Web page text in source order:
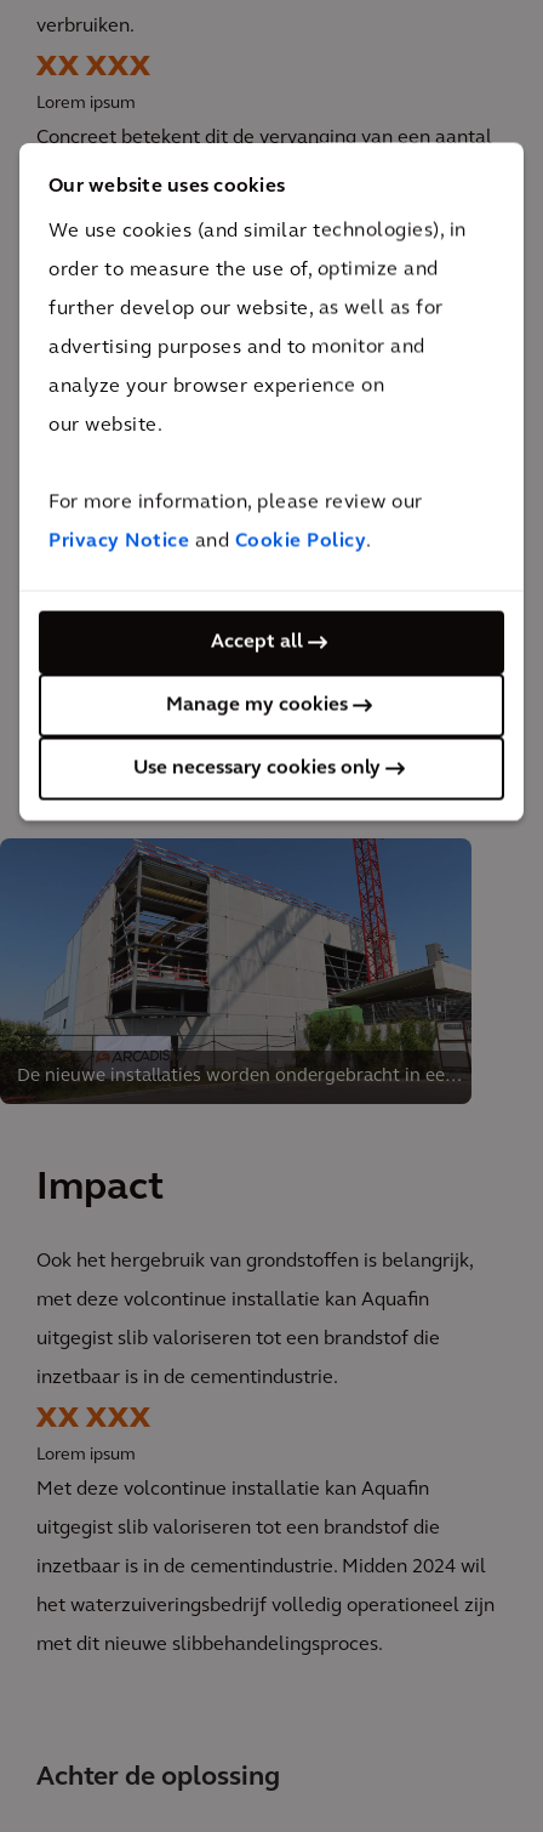
Our website uses cookies
We use cookies (and similar technologies), in
order to measure the use of, optimize and
further develop our website, as well as for
advertising purposes and to monitor and
analyze your browser experience on
our website.
For more information, please review our
Privacy Notice and Cookie Policy.
Accept all
Manage my cookies
Use necessary cookies only
verbruiken.
XX XXX
Lorem ipsum
Concreet betekent dit de vervanging van een aantal
onderdelen, zoals de huidige slibdroger voor een
De nieuwe installaties worden ondergebracht in een
nieuwbouw van 20 op 30 meter.
Impact
Ook het hergebruik van grondstoffen is belangrijk,
met deze volcontinue installatie kan Aquafin
uitgegist slib valoriseren tot een brandstof die
inzetbaar is in de cementindustrie.
XX XXX
Lorem ipsum
Met deze volcontinue installatie kan Aquafin
uitgegist slib valoriseren tot een brandstof die
inzetbaar is in de cementindustrie. Midden 2024 wil
het waterzuiveringsbedrijf volledig operationeel zijn
met dit nieuwe slibbehandelingsproces.
Achter de oplossing